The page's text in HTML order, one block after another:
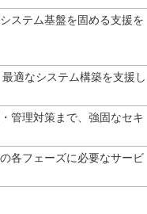
ステム基盤を固める支援を
適なシステム構築を支援し
管理対策まで、強固なセキ
各フェーズに必要なサービ